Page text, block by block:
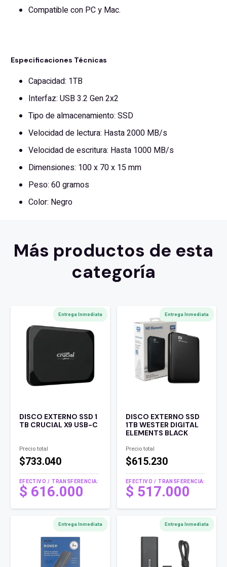
Compatible con PC y Mac.
Especificaciones Técnicas
Capacidad: 1TB
Interfaz: USB 3.2 Gen 2x2
Tipo de almacenamiento: SSD
Velocidad de lectura: Hasta 2000 MB/s
Velocidad de escritura: Hasta 1000 MB/s
Dimensiones: 100 x 70 x 15 mm
Peso: 60 gramos
Color: Negro
Más productos de esta
categoría
Entrega Inmediata
DISCO EXTERNO SSD 1
TB CRUCIAL X9 USB-C
Precio total
$733.040
EFECTIVO / TRANSFERENCIA:
$ 616.000
Entrega Inmediata
DISCO EXTERNO SSD
1TB WESTER DIGITAL
ELEMENTS BLACK
Precio total
$615.230
EFECTIVO / TRANSFERENCIA:
$ 517.000
Entrega Inmediata Entrega Inmediata